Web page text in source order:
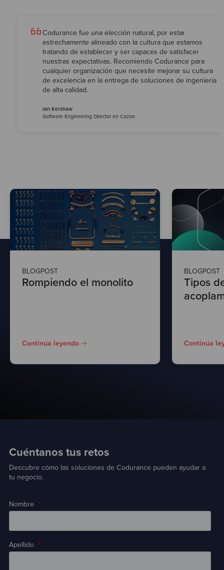
Codurance fue una elección natural, por estar
estrechamente alineado con la cultura que estamos
tratando de establecer y ser capaces de satisfacer
nuestras expectativas. Recomiendo Codurance para
cualquier organización que necesite mejorar su cultura
de excelencia en la entrega de soluciones de ingeniería
de alta calidad.
Ian Kershaw
Software Engineering Director en Cazoo
BLOGPOST
Rompiendo el monolito
Continúa leyendo
BLOGPOST
Tipos
Continúa
Cuéntanos tus retos
Descubre cómo las soluciones de Codurance pueden ayudar a
tu negocio.
Nombre *
Apellido *